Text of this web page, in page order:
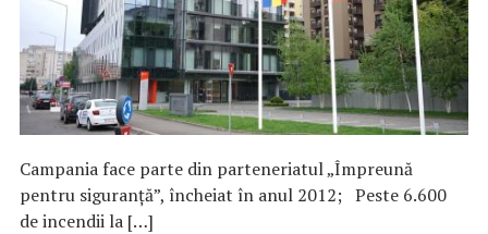
Campania face parte din parteneriatul „Împreună
pentru siguranță”, încheiat în anul 2012; Peste 6.600
de incendii la […]